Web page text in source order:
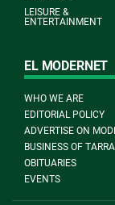
LEISURE &
ENTERTAINMENT
EL MODERNET
WHO WE ARE
EDITORIAL POLICY
ADVERTISE ON
BUSINESS OF
OBITUARIES
EVENTS